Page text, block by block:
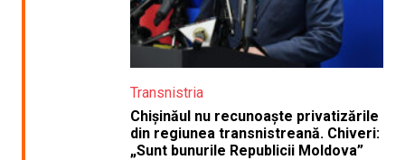
Transnistria
Chișinăul nu recunoaște privatizările
din regiunea transnistreană. Chiveri:
„Sunt bunurile Republicii Moldova”